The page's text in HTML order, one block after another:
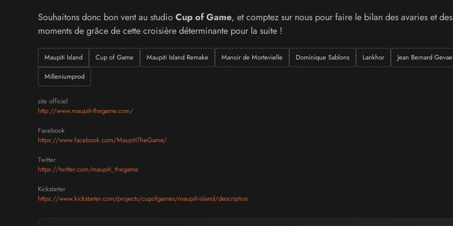
Souhaitons donc bon vent au studioCup of Game, et comptez sur nous pour faire le bilan des avaries et des
moments de grâce de cette croisière déterminante pour la suite !
Maupiti Island Cup of Game Maupiti Island Remake Manoir de Mortevielle Dominique Sablons Lankhor
Jean Bernard
Milleniumprod
site officiel
http://www.maupiti-thegame.com/
Facebook
https://www.facebook.com/MaupitiTheGame/
Twitter
https://twitter.com/maupiti_thegame
Kickstarter
https://www.kickstarter.com/projects/cupofgames/maupiti-island/description